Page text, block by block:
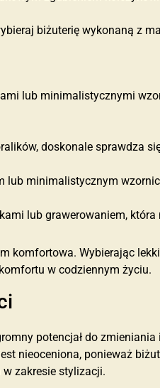
biżuterię wykonaną z
lub minimalistycznymi
doskonale sprawdza
lub minimalistycznym
lub grawerowaniem, która
komfortowa. Wybierając
w codziennym życiu.
potencjał do zmieniania i
nieoceniona, ponieważ
w zakresie stylizacji.